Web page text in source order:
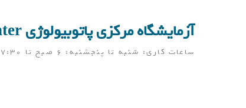
آزمایشگاه مرکزی پاتوبیولوژی Pathobiology Laboratory Center
ساعات کاری: شنبه تا پنجشنبه: 6 صبح تا 17:30 عصر ( آزمایشگاه در ایام نوروز، به جز تعطیلات رسمی، باز می باشد)